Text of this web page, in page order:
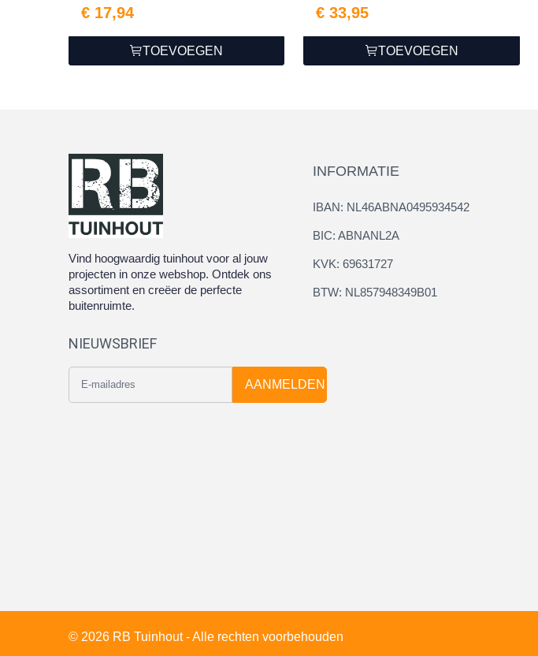
€ 17,94
TOEVOEGEN
€ 33,95
TOEVOEGEN
Vind hoogwaardig tuinhout voor al jouw
projecten in onze webshop. Ontdek ons
assortiment en creëer de perfecte
buitenruimte.
NIEUWSBRIEF
AANMELDEN
INFORMATIE
IBAN: NL46ABNA0495934542
BIC: ABNANL2A
KVK: 69631727
BTW: NL857948349B01
© 2026 RB Tuinhout - Alle rechten voorbehouden